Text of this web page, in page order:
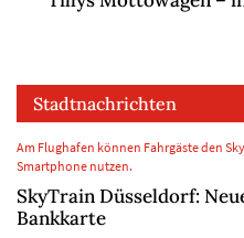
Stadtnachrichten
Am Flughafen können Fahrgäste den
Smartphone nutzen.
SkyTrain Düsseldorf:
Bankkarte